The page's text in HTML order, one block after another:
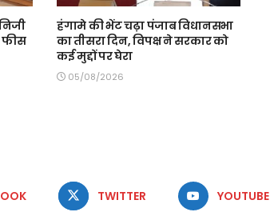
फीस
हंगामे की भेंट चढ़ा पंजाब विधानसभा
का तीसरा दिन, विपक्ष ने सरकार को
कई मुद्दों पर घेरा
05/08/2026
TWITTER YOUTUBE